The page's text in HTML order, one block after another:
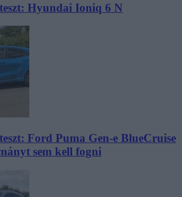
Hyundai Ioniq 6 N
Ford Puma Gen-e BlueCruise
sem kell fogni